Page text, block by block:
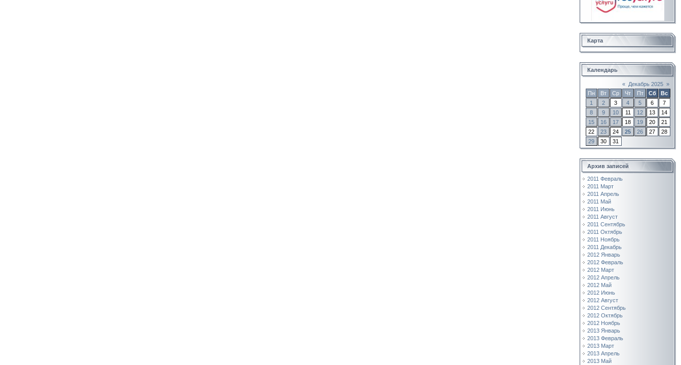
Карта
Календарь
« Декабрь 2025 »
Пн
Вт Ср Чт Пт Сб
Вс
1
2 3 4 5 6
7
8
9 10 11 12 13
14
15
16 17 18 19 20
21
22
23 24 25 26 27
28
29
30 31
Архив записей
2011 Февраль
2011 Март
2011 Апрель
2011 Май
2011 Июнь
2011 Август
2011 Сентябрь
2011 Октябрь
2011 Ноябрь
2011 Декабрь
2012 Январь
2012 Февраль
2012 Март
2012 Апрель
2012 Май
2012 Июнь
2012 Август
2012 Сентябрь
2012 Октябрь
2012 Ноябрь
2013 Январь
2013 Февраль
2013 Март
2013 Апрель
2013 Май